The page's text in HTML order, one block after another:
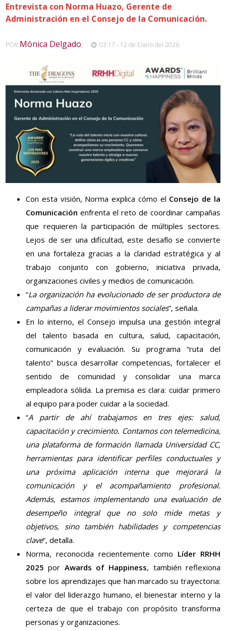
Entrevista con Norma Huazo, Gerente de
Administración en el Consejo de la Comunicación.
POR Mónica Delgado, 03:17 - 12 de Enero del 2026
Con esta visión, Norma explica cómo el Consejo de la
Comunicación enfrenta el reto de coordinar campañas
que requieren la participación de múltiples sectores.
Lejos de ser una dificultad, este desafío se convierte
en una fortaleza gracias a la claridad estratégica y al
trabajo conjunto con gobierno, iniciativa privada,
organizaciones civiles y medios de comunicación.
“La organización ha evolucionado de ser productora de
campañas a liderar movimientos sociales”, señala.
En lo interno, el Consejo impulsa una gestión integral
del talento basada en cultura, salud, capacitación,
comunicación y evaluación. Su programa “ruta del
talento” busca desarrollar competencias, fortalecer el
sentido de comunidad y consolidar una marca
empleadora sólida. La premisa es clara: cuidar primero
al equipo para poder cuidar a la sociedad.
“A partir de ahí trabajamos en tres ejes: salud,
capacitación y crecimiento. Contamos con telemedicina,
una plataforma de formación llamada Universidad CC,
herramientas para identificar perfiles conductuales y
una próxima aplicación interna que mejorará la
comunicación y el acompañamiento profesional.
Además, estamos implementando una evaluación de
desempeño integral que no solo mide metas y
objetivos, sino también habilidades y competencias
clave”, detalla.
Norma, reconocida recientemente como Líder RRHH
2025 por Awards of Happiness, también reflexiona
sobre los aprendizajes que han marcado su trayectoria:
el valor del liderazgo humano, el bienestar interno y la
certeza de que el trabajo con propósito transforma
personas y organizaciones.